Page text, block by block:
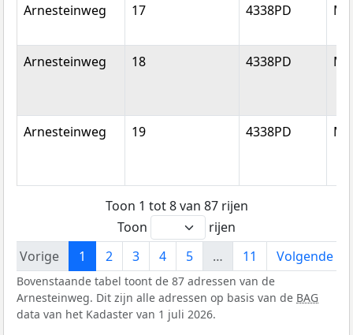
Arnesteinweg 17 4338PD
Arnesteinweg 18 4338PD
Arnesteinweg 19 4338PD
Toon 1 tot 8 van 87 rijen
Toon
rijen
Vorige
1 2 3 4 5 … 11 Volgende
Bovenstaande tabel toont de 87 adressen van de
Arnesteinweg. Dit zijn alle adressen op basis van de BAG
data van het Kadaster van 1 juli 2026.